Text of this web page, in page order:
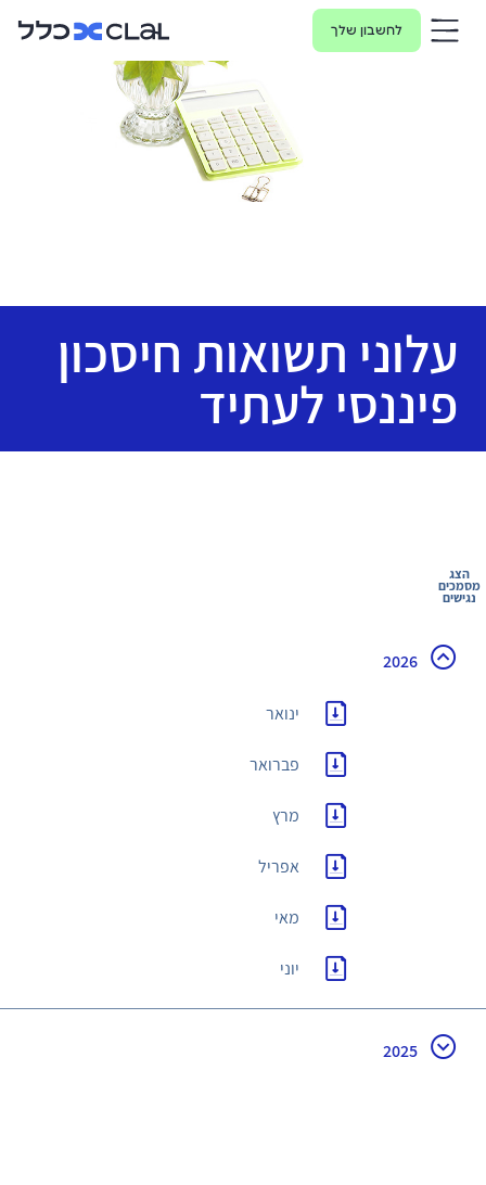
לחשבון שלך
עלוני תשואות חיסכון
פיננסי לעתיד
הצג
מסמכים
נגישים
2026
ינואר
פברואר
מרץ
אפריל
מאי
יוני
2025